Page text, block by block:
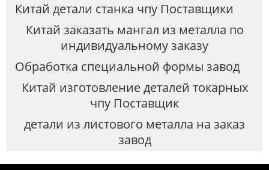
Китай детали станка чпу Поставщики
Китай заказать мангал из металла по
индивидуальному заказу
Обработка специальной формы завод
Китай изготовление деталей токарных
чпу Поставщик
детали из листового металла на заказ
завод